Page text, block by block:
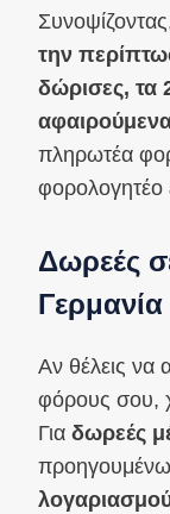
την
δώρισες, τα
πληρωτέα
φορολογητέο
Δωρεές
Αν θέλεις να
φόρους σου,
Για δωρεές